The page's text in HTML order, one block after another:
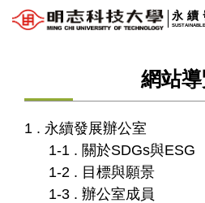
跳
永續
網站
1 . 永續發展辦公室
1-1 . 關於SDGs與ESG
1-2 . 目標與願景
1-3 . 辦公室成員